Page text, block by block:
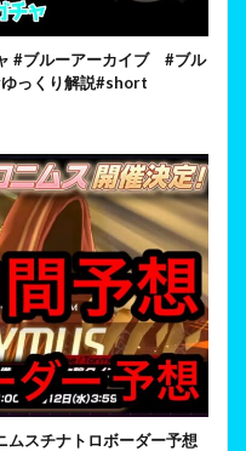
#ブルーアーカイブ #ブル
っくり解説#short
ムスチナトロボーダー予想